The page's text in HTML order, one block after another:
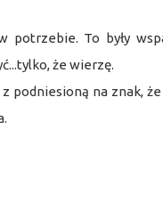
potrzebie. To były
że wierzę.
podniesioną na znak,